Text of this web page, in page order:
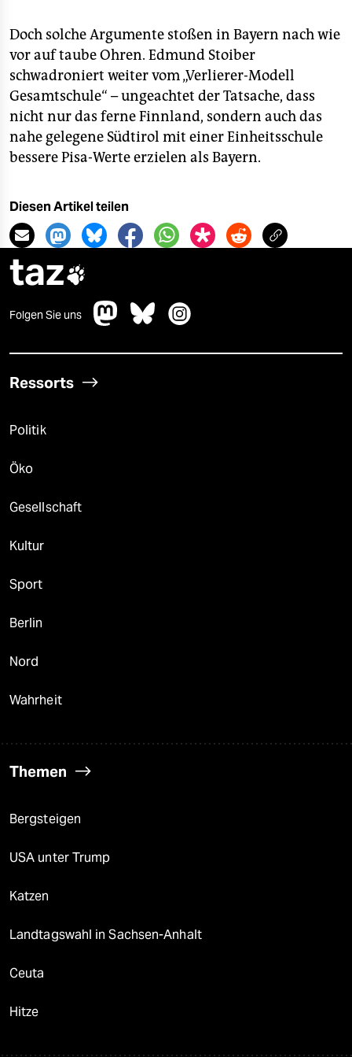
Doch solche Argumente stoßen in Bayern nach wie
vor auf taube Ohren. Edmund Stoiber
schwadroniert weiter vom „Verlierer-Modell
Gesamtschule“ – ungeachtet der Tatsache, dass
nicht nur das ferne Finnland, sondern auch das
nahe gelegene Südtirol mit einer Einheitsschule
bessere Pisa-Werte erzielen als Bayern.
Diesen Artikel teilen
taz
Folgen Sie uns
Ressorts
Politik
Öko
Gesellschaft
Kultur
Sport
Berlin
Nord
Wahrheit
Themen
Bergsteigen
USA unter Trump
Katzen
Landtagswahl in Sachsen-Anhalt
Ceuta
Hitze